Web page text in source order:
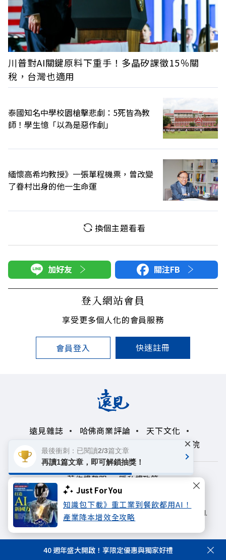
Just For You
知識包下載》重工業到餐飲都用AI！
產業降本增效全攻略
川普對AI關鍵原料下重手！多晶矽課徵15％關
稅，台灣也適用
泰國知名中學校園槍擊悲劇：5死皆為教
師！學生憶「以為是惡作劇」
緬懷高希均教授》一張單程機票，曾改變
了眷村出身的他一生命運
換個主題看看
加好友 關注FB
登入網站會員
享受更多個人化的會員服務
會員登入 快速註冊
遠見雜誌 哈佛商業評論
天下文化
未來親子學習平台
50+ 領導影響力學院
著作權聲明
隱私權政策
Copyright© 1999~2026
遠見天下文化出版股份有限公司. All rights reserved.
40 週年盛大開啟！享限定優惠與獨家好禮
最後衝刺：已閱讀2/3篇文章
再讀1篇文章，即可解鎖抽獎！
×